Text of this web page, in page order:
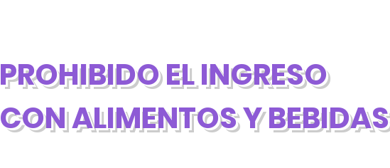
PROHIBIDO EL INGRESO
CON ALIMENTOS Y BEBIDAS